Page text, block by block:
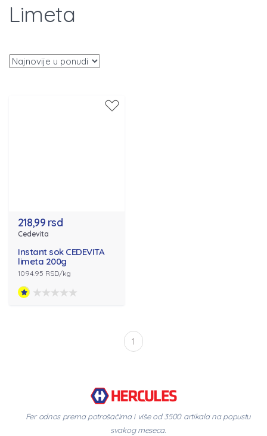
Limeta
218,99 rsd
Cedevita
Instant sok CEDEVITA
limeta 200g
1094.95 RSD/kg
1
Fer odnos prema potrošačima i više od 3500 artikala na popustu
svakog meseca.